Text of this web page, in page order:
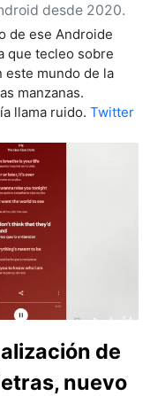
desde 2020.
de ese Androide
que tecleo sobre
este mundo de la
manzanas.
llama ruido. Twitter
de
nuevo